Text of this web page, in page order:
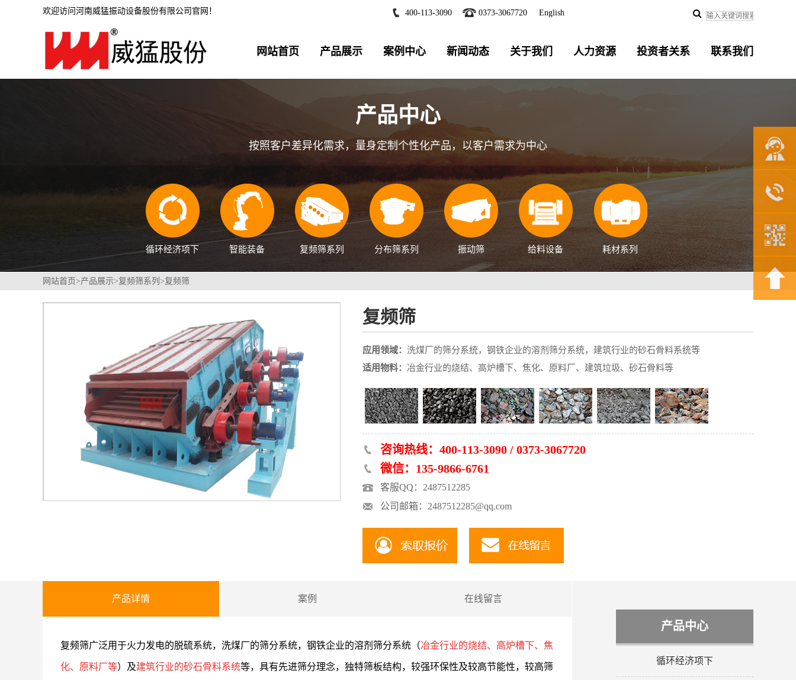
欢迎访问河南威猛振动设备股份有限公司官网！ 400-113-3090 0373-3067720 English
网站首页 产品展示 案例中心 新闻动态 关于我们 人力资源 投资者关系 联系我们
产品中心
按照客户差异化需求，量身定制个性化产品，以客户需求为中心
循环经济项下 智能装备 复频筛系列 分布筛系列 振动筛 给料设备 耗材系列
网站首页>产品展示>复频筛系列 >复频筛
复频筛
应用领域： 洗煤厂的筛分系统，钢铁企业的溶剂筛分系统，建筑行业的砂石骨料系统等
适用物料： 冶金行业的烧结、高炉槽下、焦化、原料厂、建筑垃圾、砂石骨料等
咨询热线：400-113-3090 / 0373-3067720
微信：135-9866-6761
客服QQ：2487512285
公司邮箱：2487512285@qq.com
产品详情 案例 在线留言
复频筛广泛用于火力发电的脱硫系统，洗煤厂的筛分系统，钢铁企业的溶剂筛分系统（冶金行业的烧结、高炉槽下、焦
化、原料厂等）及建筑行业的砂石骨料系统等，具有先进筛分理念，独特筛板结构，较强环保性及较高节能性，较高筛
产品中心
循环经济项下
联系我们